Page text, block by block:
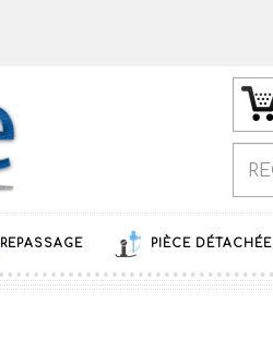
REPASSAGE PIÈCE DÉTACHÉE